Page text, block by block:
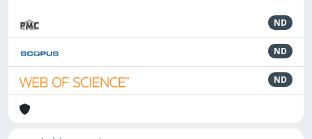
ND
ND
ND